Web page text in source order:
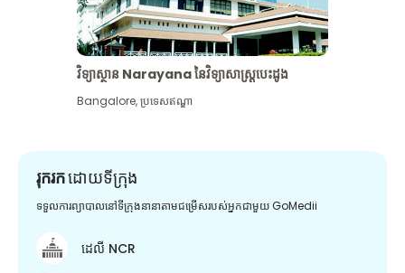
វិទ្យាស្ថាន Narayana នៃវិទ្យាសាស្រ្តបេះដូង
Bangalore,ប្រទេសឥណ្ឌា
រុករកដោយទីក្រុង
ទទួលការព្យាបាលនៅទីក្រុងនានាតាមជម្រើសរបស់អ្នកជាមួយ GoMedii
ដេលី NCR